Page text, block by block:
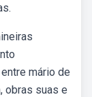
mário de
obras suas e